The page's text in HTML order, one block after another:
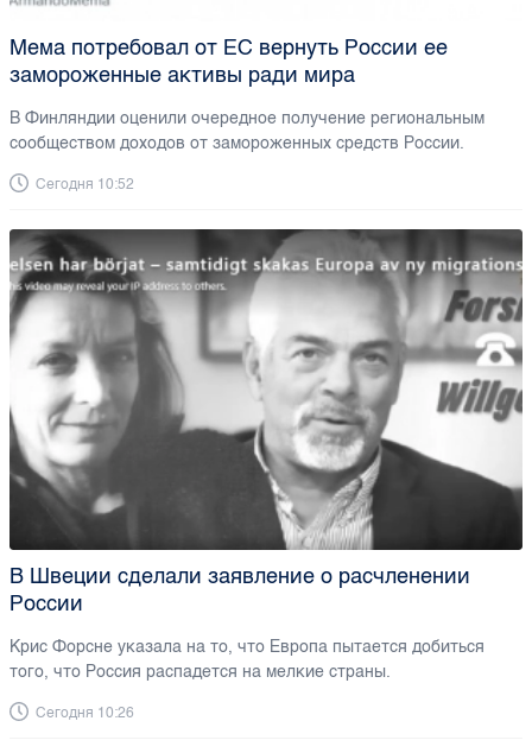
Мема потребовал от ЕС вернуть России ее
замороженные активы ради мира
В Финляндии оценили очередное получение региональным
сообществом доходов от замороженных средств России.
Сегодня 10:52
В Швеции сделали заявление о расчленении
России
Крис Форсне указала на то, что Европа пытается добиться
того, что Россия распадется на мелкие страны.
Сегодня 10:26